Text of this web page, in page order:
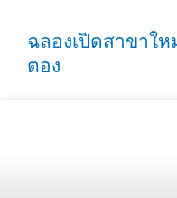
ฉลองเปิดสาขาใ
ตอง